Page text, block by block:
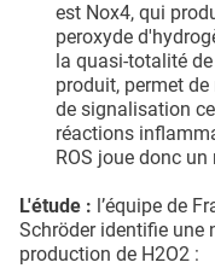
est Nox4, qui
peroxyde
la quasi-totalité de
produit, permet
de signalisation
réactions
ROS joue donc un
L'étude : l’équipe de
Schröder identifie une
production de H2O2 :